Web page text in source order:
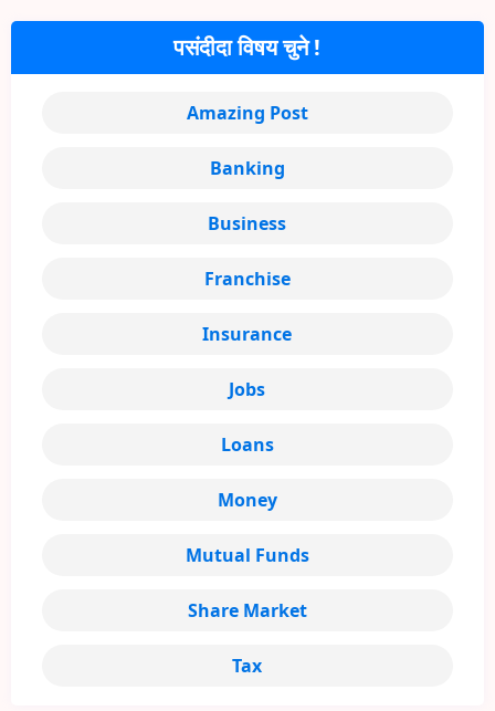
पसंदीदा विषय चुने !
Amazing Post
Banking
Business
Franchise
Insurance
Jobs
Loans
Money
Mutual Funds
Share Market
Tax